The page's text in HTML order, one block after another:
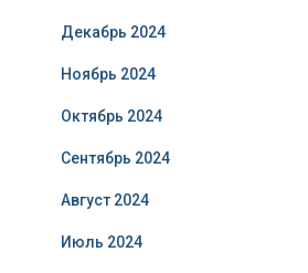
Декабрь 2024
Ноябрь 2024
Октябрь 2024
Сентябрь 2024
Август 2024
Июль 2024